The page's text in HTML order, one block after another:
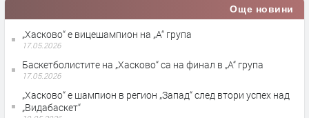
Още новини
„Хасково“ е вицешампион на „А“ група
17.05.2026
Баскетболистите на „Хасково“ са на финал в „А“ група
17.05.2026
„Хасково“ е шампион в регион „Запад“ след втори успех над
„Видабаскет“